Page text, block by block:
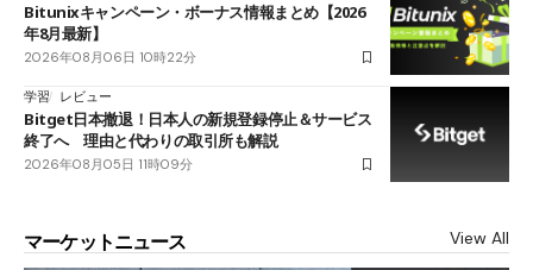
Bitunixキャンペーン・ボーナス情報まとめ【2026
年8月最新】
2026年08月06日 10時22分
学習 レビュー
Bitget日本撤退！日本人の新規登録停止＆サービス
終了へ 理由と代わりの取引所も解説
2026年08月05日 11時09分
マーケットニュース View All